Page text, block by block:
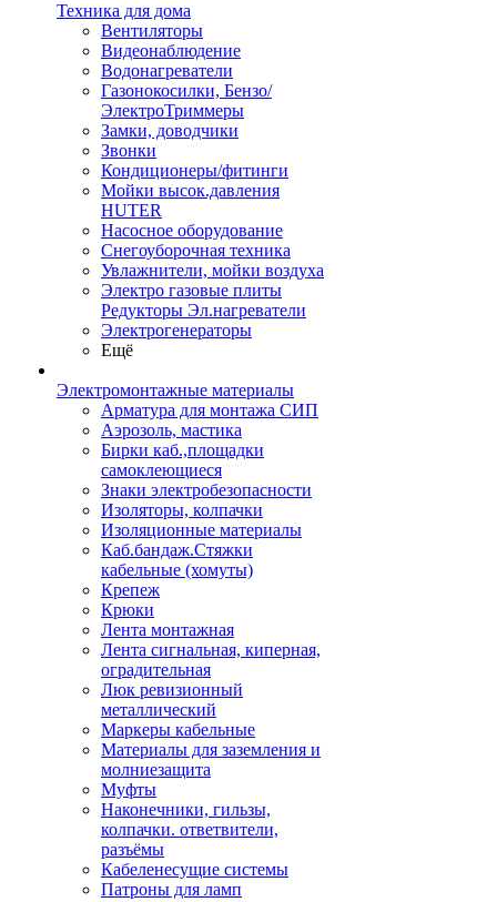
Техника для дома
Вентиляторы
Видеонаблюдение
Водонагреватели
Газонокосилки, Бензо/
ЭлектроТриммеры
Замки, доводчики
Звонки
Кондиционеры/фитинги
Мойки высок.давления
HUTER
Насосное оборудование
Снегоуборочная техника
Увлажнители, мойки воздуха
Электро газовые плиты
Редукторы Эл.нагреватели
Электрогенераторы
Ещё
Электромонтажные материалы
Арматура для монтажа СИП
Аэрозоль, мастика
Бирки каб.,площадки
самоклеющиеся
Знаки электробезопасности
Изоляторы, колпачки
Изоляционные материалы
Каб.бандаж.Стяжки
кабельные (хомуты)
Крепеж
Крюки
Лента монтажная
Лента сигнальная, киперная,
оградительная
Люк ревизионный
металлический
Маркеры кабельные
Материалы для заземления и
молниезащита
Муфты
Наконечники, гильзы,
колпачки. ответвители,
разъёмы
Кабеленесущие системы
Патроны для ламп